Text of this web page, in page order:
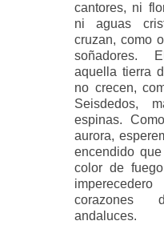
cantores, ni
ni aguas
cruzan, como
soñadores.
aquella tierra
no crecen,
Seisdedos,
espinas.
aurora,
encendido
color de
corazones
andaluces.